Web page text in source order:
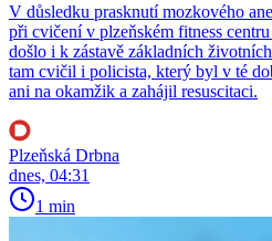
V důsledku prasknutí mozkového
při cvičení v plzeňském fitness
došlo i k zástavě základních
tam cvičil i policista, který byl v té
ani na okamžik a zahájil resuscitaci.
Plzeňská Drbna
dnes, 04:31
1 min